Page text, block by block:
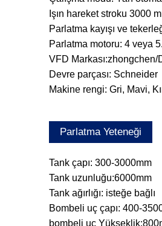
Işın hareket stroku 3000
Parlatma kayışı ve
Parlatma motoru: 4 veya
VFD Markası:zhongchen/
Devre parçası: Schneider
Makine rengi: Gri, Mavi,
Parlatma Yeteneği
Tank çapı: 300-3000mm
Tank uzunluğu:6000mm
Tank ağırlığı: isteğe bağlı
Bombeli uç çapı: 400-
bombeli uç